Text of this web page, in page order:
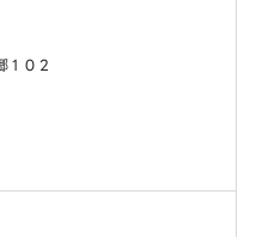
０２